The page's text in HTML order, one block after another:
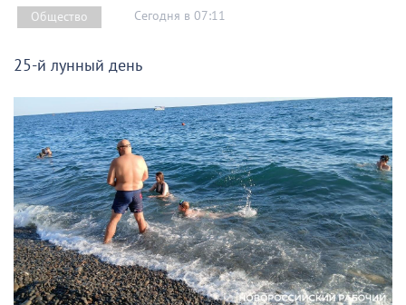
Общество Сегодня в 07:11
25-й лунный день